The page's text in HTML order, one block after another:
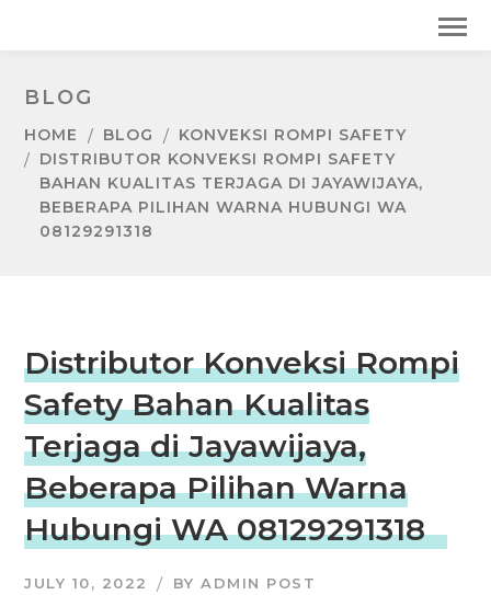
BLOG
HOME BLOG
KONVEKSI ROMPI SAFETY
DISTRIBUTOR KONVEKSI ROMPI SAFETY
BAHAN KUALITAS TERJAGA DI JAYAWIJAYA,
BEBERAPA PILIHAN WARNA HUBUNGI WA
08129291318
Distributor Konveksi Rompi
Safety Bahan Kualitas
Terjaga di Jayawijaya,
Beberapa Pilihan Warna
Hubungi WA 08129291318
JULY 10, 2022 BYADMIN POST